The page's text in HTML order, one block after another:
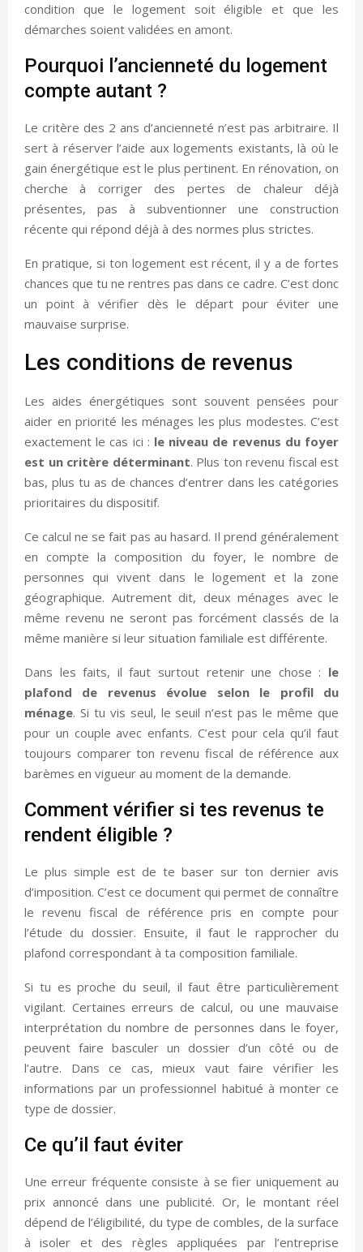
condition que le logement soit éligible et que les
démarches soient validées en amont.
Pourquoi l’ancienneté du logement
compte autant ?
Le critère des 2 ans d’ancienneté n’est pas arbitraire. Il
sert à réserver l’aide aux logements existants, là où le
gain énergétique est le plus pertinent. En rénovation, on
cherche à corriger des pertes de chaleur déjà
présentes, pas à subventionner une construction
récente qui répond déjà à des normes plus strictes.
En pratique, si ton logement est récent, il y a de fortes
chances que tu ne rentres pas dans ce cadre. C’est donc
un point à vérifier dès le départ pour éviter une
mauvaise surprise.
Les conditions de revenus
Les aides énergétiques sont souvent pensées pour
aider en priorité les ménages les plus modestes. C’est
exactement le cas ici : le niveau de revenus du foyer
est un critère déterminant. Plus ton revenu fiscal est
bas, plus tu as de chances d’entrer dans les catégories
prioritaires du dispositif.
Ce calcul ne se fait pas au hasard. Il prend généralement
en compte la composition du foyer, le nombre de
personnes qui vivent dans le logement et la zone
géographique. Autrement dit, deux ménages avec le
même revenu ne seront pas forcément classés de la
même manière si leur situation familiale est différente.
Dans les faits, il faut surtout retenir une chose : le
plafond de revenus évolue selon le profil du
ménage. Si tu vis seul, le seuil n’est pas le même que
pour un couple avec enfants. C’est pour cela qu’il faut
toujours comparer ton revenu fiscal de référence aux
barèmes en vigueur au moment de la demande.
Comment vérifier si tes revenus te
rendent éligible ?
Le plus simple est de te baser sur ton dernier avis
d’imposition. C’est ce document qui permet de connaître
le revenu fiscal de référence pris en compte pour
l’étude du dossier. Ensuite, il faut le rapprocher du
plafond correspondant à ta composition familiale.
Si tu es proche du seuil, il faut être particulièrement
vigilant. Certaines erreurs de calcul, ou une mauvaise
interprétation du nombre de personnes dans le foyer,
peuvent faire basculer un dossier d’un côté ou de
l’autre. Dans ce cas, mieux vaut faire vérifier les
informations par un professionnel habitué à monter ce
type de dossier.
Ce qu’il faut éviter
Une erreur fréquente consiste à se fier uniquement au
prix annoncé dans une publicité. Or, le montant réel
dépend de l’éligibilité, du type de combles, de la surface
à isoler et des règles appliquées par l’entreprise